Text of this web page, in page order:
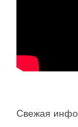
Свежая